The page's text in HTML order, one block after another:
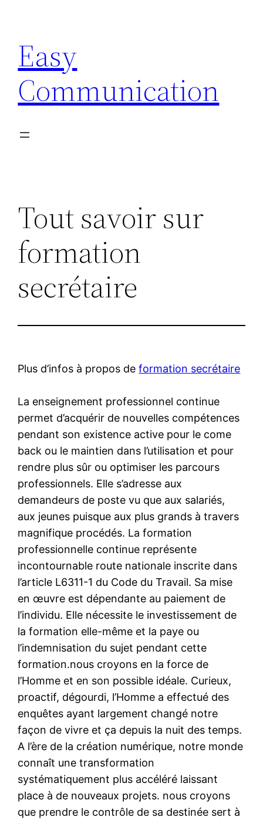
contenu
Easy
Communication
Tout savoir sur
formation
secrétaire
Plus d’infos à propos deformation secrétaire
La enseignement professionnel continue
permet d’acquérir de nouvelles compétences
pendant son existence active pour le come
back ou le maintien dans l’utilisation et pour
rendre plus sûr ou optimiser les parcours
professionnels. Elle s’adresse aux
demandeurs de poste vu que aux salariés,
aux jeunes puisque aux plus grands à travers
magnifique procédés. La formation
professionnelle continue représente
incontournable route nationale inscrite dans
l’article L6311-1 du Code du Travail. Sa mise
en œuvre est dépendante au paiement de
l’individu. Elle nécessite le investissement de
la formation elle-même et la paye ou
l’indemnisation du sujet pendant cette
formation.nous croyons en la force de
l’Homme et en son possible idéale. Curieux,
proactif, dégourdi, l’Homme a effectué des
enquêtes ayant largement changé notre
façon de vivre et ça depuis la nuit des temps.
A l’ère de la création numérique, notre monde
connaît une transformation
systématiquement plus accéléré laissant
place à de nouveaux projets. nous croyons
que prendre le contrôle de sa destinée sert à